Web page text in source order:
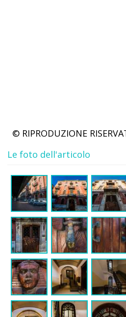
© RIPRODUZIONE
Le foto dell'articolo